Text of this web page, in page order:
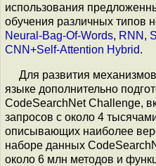
использования
обучения различных типов
Neural-Bag-Of-Words, RNN ,
CNN+Self-Attention Hybrid.
Для развития
языке дополнительно
CodeSearchNet Challenge,
запросов с около 4
описывающих наиболее
наборе данных
около 6 млн методов и